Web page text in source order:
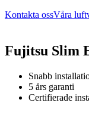
Kontakta ossVåra
Fujitsu Slim
Snabb
5 års garanti
Certifierade